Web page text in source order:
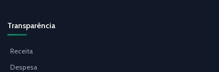
Transparência
Receita
Despesa